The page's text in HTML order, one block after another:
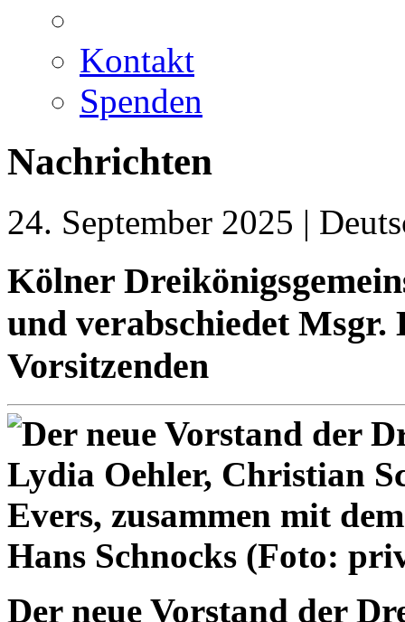
Kontakt
Spenden
Nachrichten
24. September 2025 |
Kölner
und verabschiedet Msgr.
Vorsitzenden
Der neue Vorstand der